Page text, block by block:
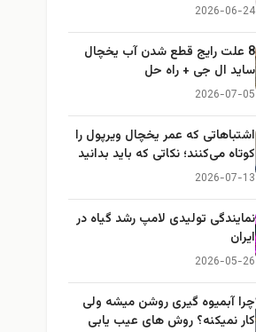
باید بداند)
2026-06-24
8 علت رایج قطع شدن آب یخچال
ساید ال جی + راه حل
2026-07-05
اشتباهاتی که عمر یخچال ویرپول را
کوتاه می‌کنند؛ نکاتی که باید بدانید
2026-07-13
نمایندگی تولیدی لامپ رشد گیاه در
ایران
2026-05-26
چرا آبمیوه گیری روشن میشه ولی
کار نمیکنه؟ روش های عیب یابی